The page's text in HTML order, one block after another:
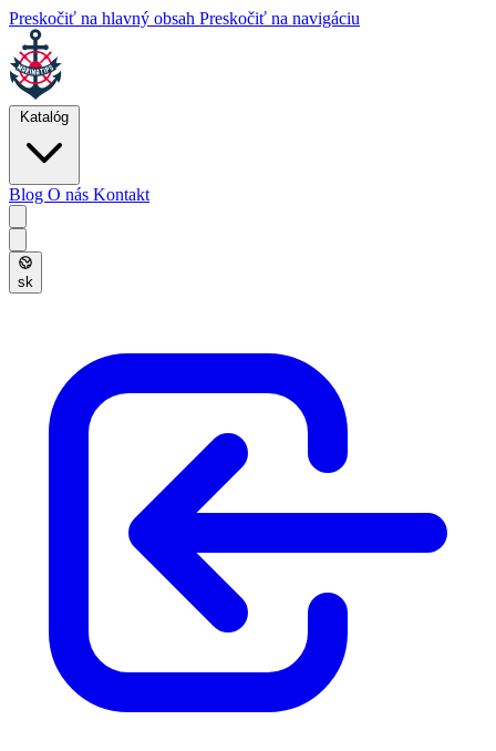
Preskočiť na hlavný obsah Preskočiť na navigáciu
Katalóg
Blog O nás Kontakt
sk